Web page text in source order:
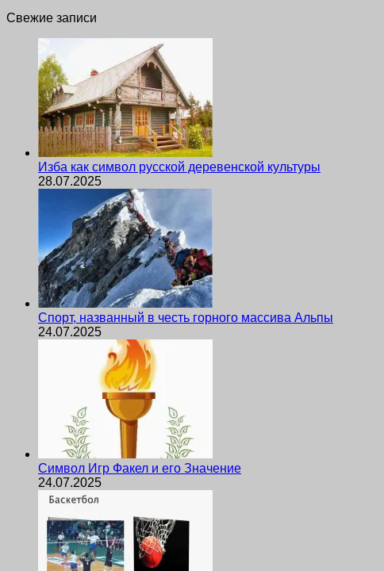
Свежие записи
Изба как символ русской деревенской культуры
28.07.2025
Спорт, названный в честь горного массива Альпы
24.07.2025
Символ Игр Факел и его Значение
24.07.2025